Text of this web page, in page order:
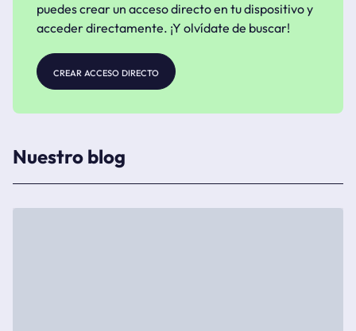
puedes crear un acceso directo en tu dispositivo y
acceder directamente. ¡Y olvídate de buscar!
crear acceso directo
Nuestro blog